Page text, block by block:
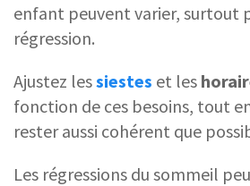
enfant peuvent varier, surtout
régression.
Ajustez lessiestes et les
fonction de ces besoins, tout
rester aussi cohérent que
Les régressions du sommeil